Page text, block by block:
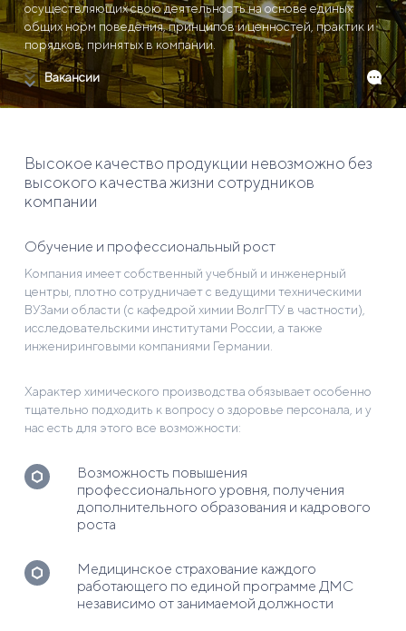
осуществляющих свою деятельность на основе единых
общих норм поведения, принципов и ценностей, практик и
порядков, принятых в компании.
Вакансии
Высокое качество продукции невозможно без
высокого качества жизни сотрудников
компании
Обучение и профессиональный рост
Компания имеет собственный учебный и инженерный
центры, плотно сотрудничает с ведущими техническими
ВУЗами области (с кафедрой химии ВолгГТУ в частности),
исследовательскими институтами России, а также
инжениринговыми компаниями Германии.
Характер химического производства обязывает особенно
тщательно подходить к вопросу о здоровье персонала, и у
нас есть для этого все возможности:
Возможность повышения
профессионального уровня, получения
дополнительного образования и кадрового
роста
Медицинское страхование каждого
работающего по единой программе ДМС
независимо от занимаемой должности